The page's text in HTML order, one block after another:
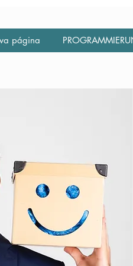
página